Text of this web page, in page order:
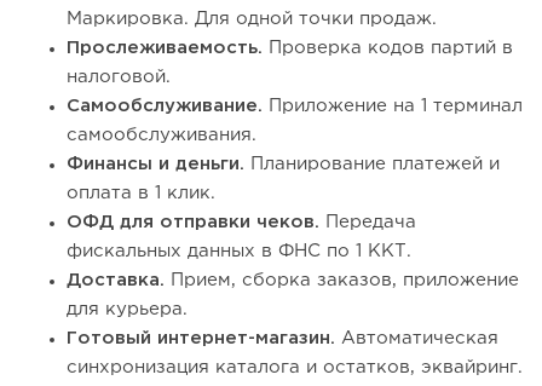
Маркировка. Для одной точки продаж.
Прослеживаемость. Проверка кодов партий в
налоговой.
Самообслуживание. Приложение на 1 терминал
самообслуживания.
Финансы и деньги. Планирование платежей и
оплата в 1 клик.
ОФД для отправки чеков. Передача
фискальных данных в ФНС по 1 ККТ.
Доставка. Прием, сборка заказов, приложение
для курьера.
Готовый интернет-магазин. Автоматическая
синхронизация каталога и остатков, эквайринг.